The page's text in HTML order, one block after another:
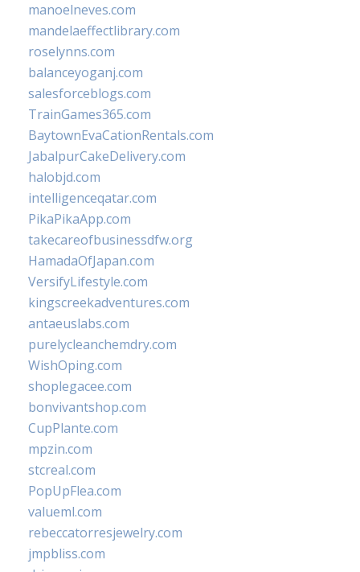
manoelneves.com
mandelaeffectlibrary.com
roselynns.com
balanceyoganj.com
salesforceblogs.com
TrainGames365.com
BaytownEvaCationRentals.com
JabalpurCakeDelivery.com
halobjd.com
intelligenceqatar.com
PikaPikaApp.com
takecareofbusinessdfw.org
HamadaOfJapan.com
VersifyLifestyle.com
kingscreekadventures.com
antaeuslabs.com
purelycleanchemdry.com
WishOping.com
shoplegacee.com
bonvivantshop.com
CupPlante.com
mpzin.com
stcreal.com
PopUpFlea.com
valueml.com
rebeccatorresjewelry.com
jmpbliss.com